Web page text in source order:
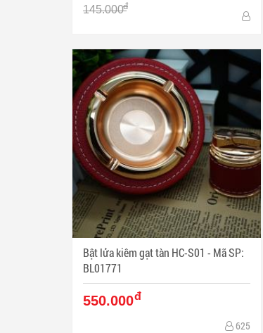
145.000đ
Bật lửa kiêm gạt tàn HC-S01 - Mã SP:
BL01771
550.000đ
625